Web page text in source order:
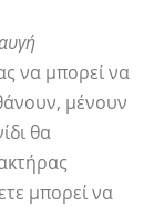
να μπορεί να
μένουν
θα
μπορεί να